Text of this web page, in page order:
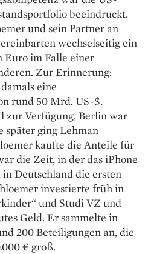
beeindruckt.
und sein Partner an
wechselseitig ein
Euro im Falle einer
Zur Erinnerung:
eine
rund 50 Mrd. US-$.
zur Verfügung, Berlin war
ging Lehman
kaufte die Anteile für
die Zeit, in der das iPhone
Deutschland die ersten
investierte früh in
und Studi VZ und
Geld. Er sammelte in
200 Beteiligungen an, die
€ groß.